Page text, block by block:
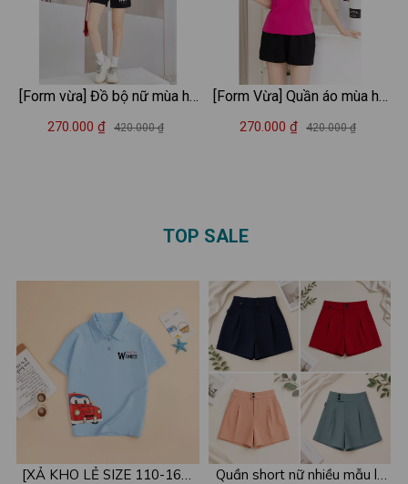
[Form vừa] Đồ bộ nữ mùa hè
thun cotton áo cổ V - Quần
270.000 ₫ 420.000 ₫
[Form Vừa] Quần áo mùa hè
nữ in chữ BEAUTÉ - Đồ bộ
270.000 ₫ 420.000 ₫
[XẢ KHO LẺ SIZE 110-160]
Quần short nữ nhiều mẫu lẻ
TOP SALE